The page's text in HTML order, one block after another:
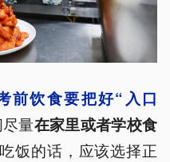
前饮食要把好“入口
量在家里或者学校食
饭的话，应该选择正